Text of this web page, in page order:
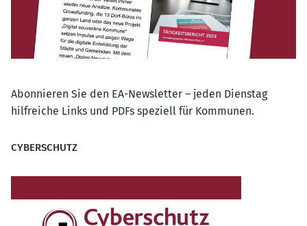
Abonnieren Sie den EA-Newsletter – jeden Dienstag
hilfreiche Links und PDFs speziell für Kommunen.
CYBERSCHUTZ